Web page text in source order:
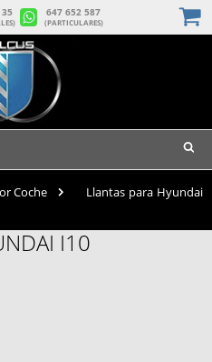
647 652 587
(PARTICULARES)
Coche
Llantas para Hyundai
I10